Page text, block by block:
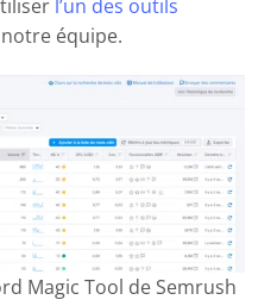
l’un des outils
équipe.
Magic Tool de Semrush